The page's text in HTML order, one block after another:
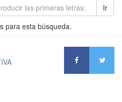
Ir
para esta búsqueda.